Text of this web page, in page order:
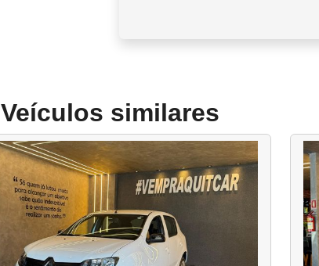
Veículos similares